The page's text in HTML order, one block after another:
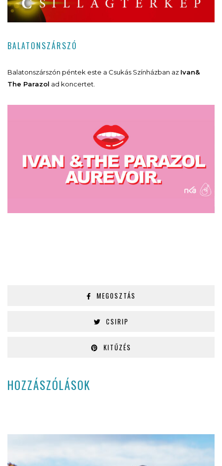
BALATONSZÁRSZÓ
Balatonszárszón péntek este a Csukás Színházban az Ivan&
The Parazol ad koncertet.
MEGOSZTÁS
CSIRIP
KITŰZÉS
HOZZÁSZÓLÁSOK